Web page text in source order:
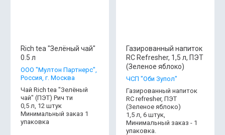
Rich tea "Зелёный чай"
0.5 л
ООО "Мултон Партнерс",
Россия, г. Москва
Чай Rich tea "Зелёный
чай" (ПЭТ) Рич ти
0,5 л, 12 штук
Минимальный заказ 1
упаковка
Газированный напиток
RC Refresher, 1,5 л, ПЭТ
(Зеленое яблоко)
ЧСП "Оби Зупол"
Газированный напиток
RC refresher, ПЭТ
(Зеленое яблоко)
1,5 л, 6 штук,
Минимальный заказ - 1
упаковка.